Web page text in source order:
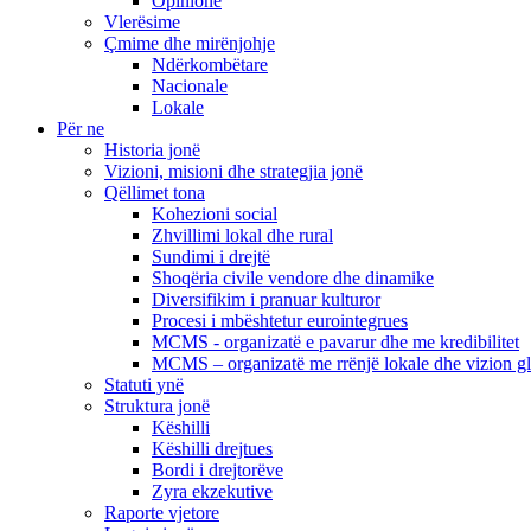
Vlerësime
Çmime dhe mirënjohje
Ndërkombëtare
Nacionale
Lokale
Për ne
Historia jonë
Vizioni, misioni dhe strategjia jonë
Qëllimet tona
Kohezioni social
Zhvillimi lokal dhe rural
Sundimi i drejtë
Shoqëria civile vendore dhe dinamike
Diversifikim i pranuar kulturor
Procesi i mbështetur eurointegrues
MCMS - organizatë e pavarur dhe me kredibilitet
MCMS – organizatë me rrënjë lokale dhe vizion
Statuti ynë
Struktura jonë
Këshilli
Këshilli drejtues
Bordi i drejtorëve
Zyra ekzekutive
Raporte vjetore